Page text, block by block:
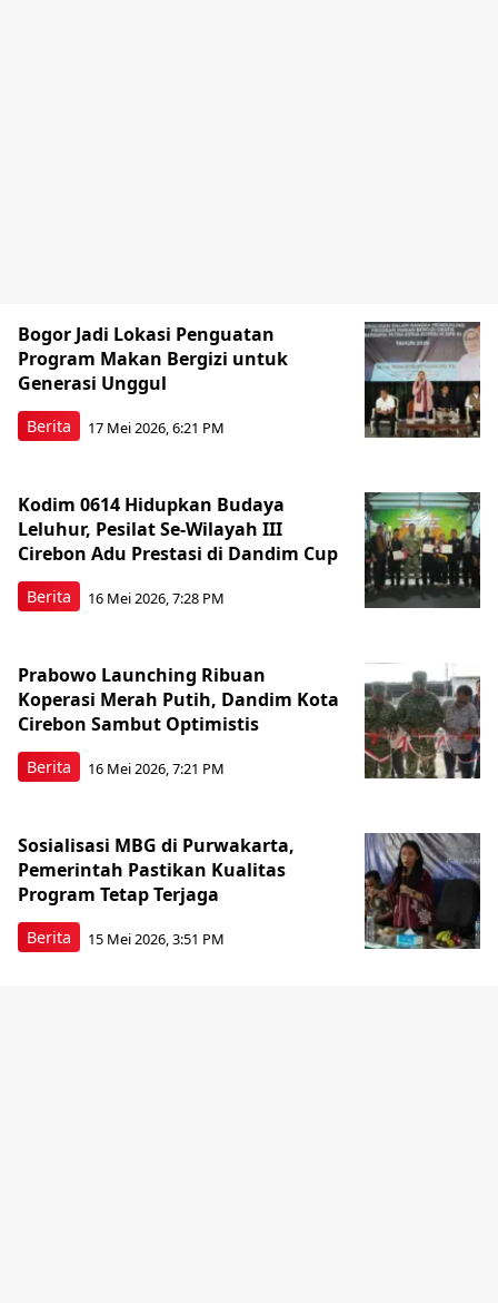
Berita
Bogor Jadi Lokasi Penguatan
Program Makan Bergizi untuk
Generasi Unggul
17 Mei 2026, 6:21 PM
Berita
Kodim 0614 Hidupkan Budaya
Leluhur, Pesilat Se-Wilayah III
Cirebon Adu Prestasi di Dandim Cup
16 Mei 2026, 7:28 PM
Berita
Prabowo Launching Ribuan
Koperasi Merah Putih, Dandim Kota
Cirebon Sambut Optimistis
16 Mei 2026, 7:21 PM
Berita
Sosialisasi MBG di Purwakarta,
Pemerintah Pastikan Kualitas
Program Tetap Terjaga
15 Mei 2026, 3:51 PM